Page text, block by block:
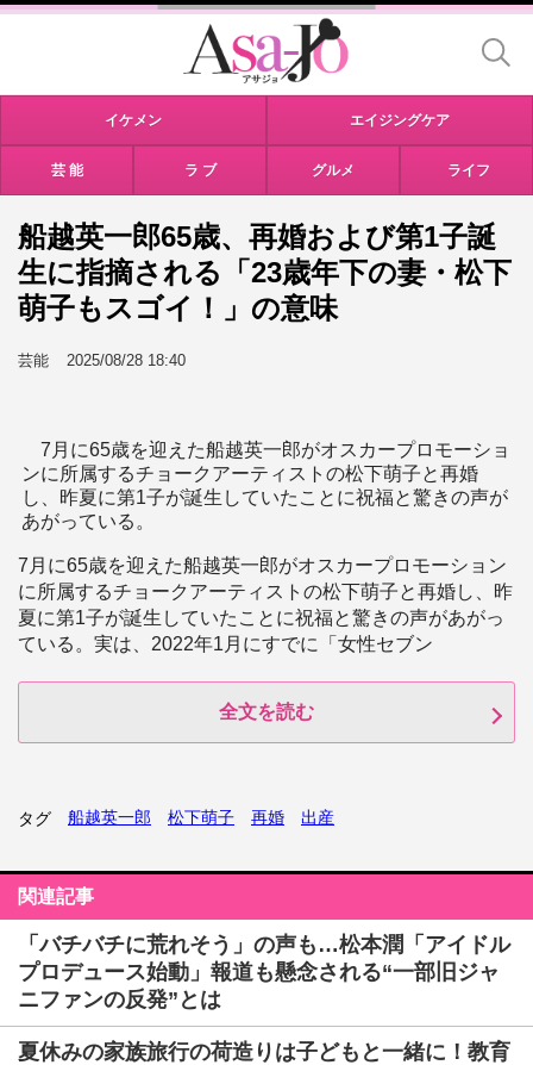
イケメン エイジングケア
芸 能 ラ ブ グルメ ライフ
船越英一郎65歳、再婚および第1子誕
生に指摘される「23歳年下の妻・松下
萌子もスゴイ！」の意味
芸能 2025/08/28 18:40
7月に65歳を迎えた船越英一郎がオスカープロモーショ
ンに所属するチョークアーティストの松下萌子と再婚
し、昨夏に第1子が誕生していたことに祝福と驚きの声が
あがっている。
7月に65歳を迎えた船越英一郎がオスカープロモーション
に所属するチョークアーティストの松下萌子と再婚し、昨
夏に第1子が誕生していたことに祝福と驚きの声があがっ
ている。実は、2022年1月にすでに「女性セブン
全文を読む
タグ 船越英一郎 松下萌子 再婚 出産
関連記事
「バチバチに荒れそう」の声も…松本潤「アイドル
プロデュース始動」報道も懸念される“一部旧ジャ
ニファンの反発”とは
夏休みの家族旅行の荷造りは子どもと一緒に！教育